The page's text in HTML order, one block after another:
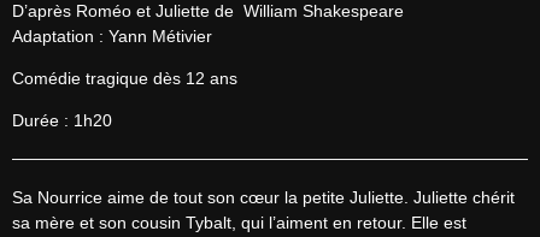
D’après Roméo et Juliette de  William Shakespeare
Adaptation : Yann Métivier
Comédie tragique dès 12 ans
Durée : 1h20
Sa Nourrice aime de tout son cœur la petite Juliette. Juliette chérit
sa mère et son cousin Tybalt, qui l’aiment en retour. Elle est